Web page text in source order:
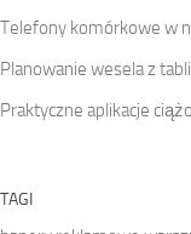
Telefony komórkowe w
Planowanie wesela z
Praktyczne aplikacje
TAGI